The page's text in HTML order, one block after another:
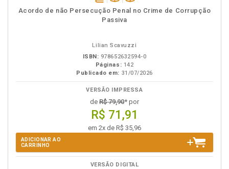
disponível
em
Disponível
na
páginas
Acordo de não Persecução Penal no Crime de Corrupção
Passiva
Lilian Scavuzzi
ISBN: 978652632594-0
Páginas: 142
Publicado em: 31/07/2026
VERSÃO IMPRESSA
de R$ 79,90* por
R$ 71,91
em 2x de R$ 35,96
ADICIONAR AO
CARRINHO
VERSÃO DIGITAL